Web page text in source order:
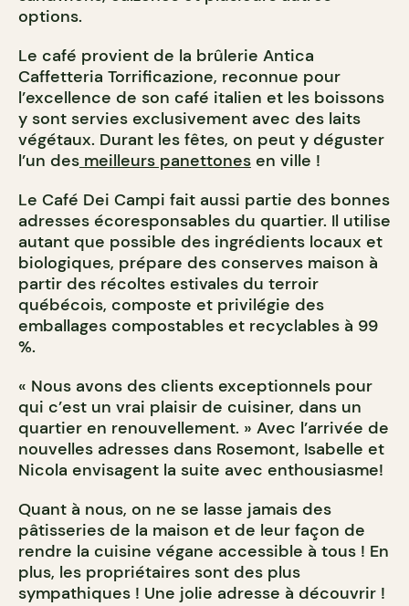
options.
Le café provient de la brûlerie Antica
Caffetteria Torrificazione, reconnue pour
l’excellence de son café italien et les boissons
y sont servies exclusivement avec des laits
végétaux. Durant les fêtes, on peut y déguster
l’un des meilleurs panettones en ville !
Le Café Dei Campi fait aussi partie des bonnes
adresses écoresponsables du quartier. Il utilise
autant que possible des ingrédients locaux et
biologiques, prépare des conserves maison à
partir des récoltes estivales du terroir
québécois, composte et privilégie des
emballages compostables et recyclables à 99
%.
« Nous avons des clients exceptionnels pour
qui c’est un vrai plaisir de cuisiner, dans un
quartier en renouvellement. » Avec l’arrivée de
nouvelles adresses dans Rosemont, Isabelle et
Nicola envisagent la suite avec enthousiasme!
Quant à nous, on ne se lasse jamais des
pâtisseries de la maison et de leur façon de
rendre la cuisine végane accessible à tous ! En
plus, les propriétaires sont des plus
sympathiques ! Une jolie adresse à découvrir !